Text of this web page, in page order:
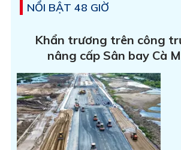
NỔI BẬT 48 GIỜ
Khẩn trương trên công
nâng cấp Sân bay Cà